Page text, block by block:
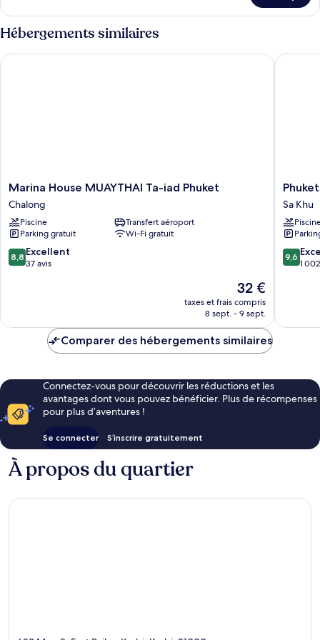
chambre :
Pool
Suite
le
type
de
chambre
Pool
Hébergements similaires
Marina
House
MUAYTHAI
Ta-
iad
Phuket
Chalong
Marina House MUAYTHAI Ta-iad Phuket
Chalong
Piscine
Transfert aéroport
Parking gratuit
Wi-Fi gratuit
8.8
sur
8,8 Excellent
37 avis
Le
nouveau
prix
de
32 €
taxes et frais compris
8 sept. - 9 sept.
Marina House MUAYTHAI Ta-iad Phuket
Phuket
Airport
Hotel
Sa
Khu
Sa Khu
9.6
sur
9,6
1
Phuket
Comparer des hébergements similaires
Connectez-vous pour découvrir les réductions et les
avantages dont vous pouvez bénéficier. Plus de récompenses
pour plus d’aventures !
Se connecter S’inscrire gratuitement
À propos du quartier